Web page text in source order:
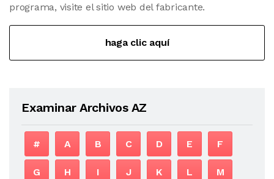
programa, visite el sitio web del fabricante.
haga clic aquí
Examinar Archivos AZ
# A B C D E F
G H I J K L M